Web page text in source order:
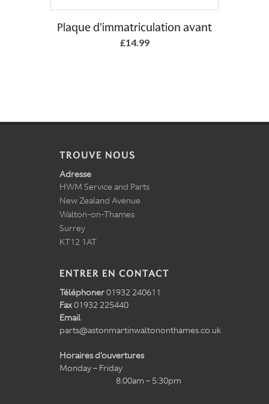
Add to Basket
Plaque d'immatriculation avant
£14.99
TROUVE NOUS
Adresse
HWM Service and Parts
New Zealand Avenue
Walton-on-Thames
Surrey
KT12 1AT
ENTRER EN CONTACT
Téléphoner01932 240611
Fax01932 225440
Email
parts@astonmartinwaltononthames.co.uk
Horaires d'ouvertures
Monday – Friday
8:00am – 5:30pm